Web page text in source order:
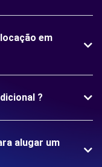
em
?
alugar um